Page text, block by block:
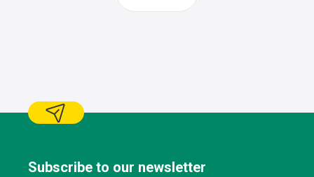
matériel,..) Dépanner les véhicules à l’arrêt et se rendre
dans les garages agréés dans le cas où la réparation doit
conformément aux consignes en vigueur en matière de
Subscribe to our newsletter